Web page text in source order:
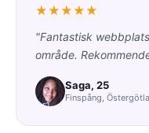
★★★★★
"Fantastisk
område.
Saga, 25
Finspång,